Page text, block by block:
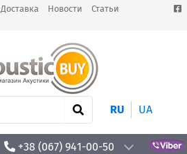
Доставка Новости
Статьи
RU UA
+38 (067) 941-00-50